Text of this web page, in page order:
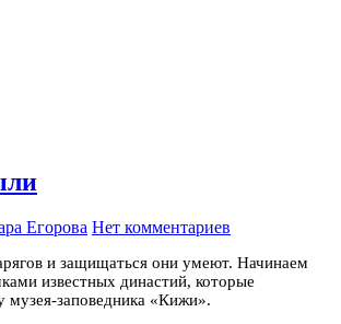
Егорова Нет комментариев
и защищаться они умеют. Начинаем
известных династий, которые
музея-заповедника «Кижи».